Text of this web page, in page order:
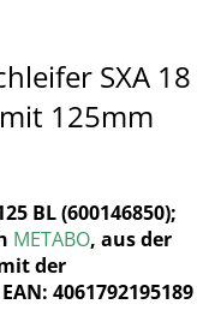
SXA 18
125mm
BL (600146850);
METABO, aus der
der
4061792195189